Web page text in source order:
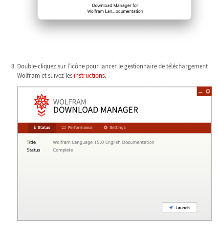
Double-cliquez sur l’icône pour lancer le gestionnaire de téléchargement
Wolfram et suivez les instructions.